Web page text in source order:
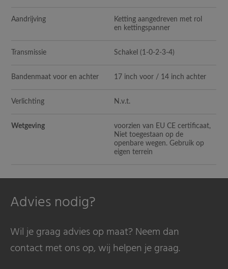
Aandrijving
Ketting aangedreven met rol
en kettingspanner
Transmissie Schakel (1-0-2-3-4)
Bandenmaat voor en achter 17 inch voor / 14 inch achter
Verlichting N.v.t.
Wetgeving
voorzien van EU CE certificaat,
Niet toegestaan op de
openbare wegen. Gebruik op
eigen terrein
Advies nodig?
Wil je graag advies op maat? Neem dan
contact met ons op, wij helpen je graag.